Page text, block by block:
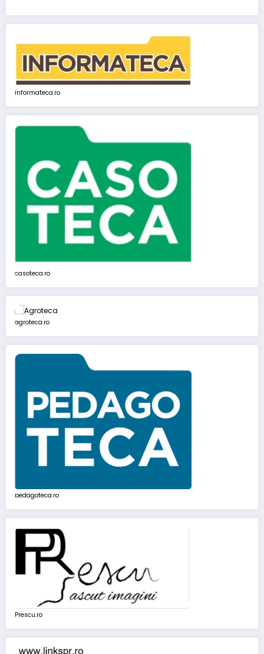
informateca.ro
casoteca.ro
agroteca.ro
pedagoteca.ro
Prescu.ro